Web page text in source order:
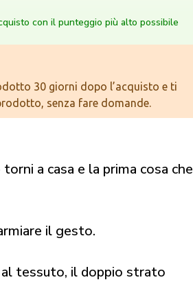
con il punteggio più alto possibile
30 giorni dopo l’acquisto e ti
senza fare domande.
a casa e la prima cosa che
il gesto.
tessuto, il doppio strato